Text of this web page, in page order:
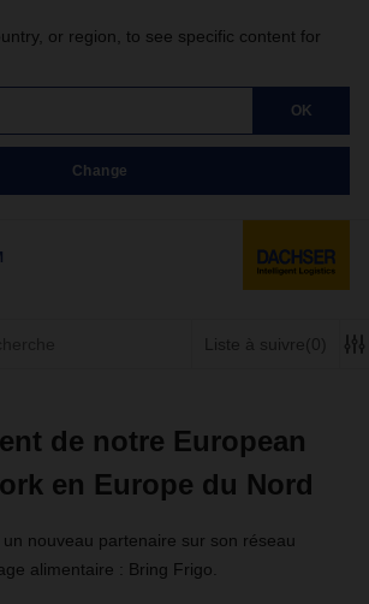
or region, to see specific content for
OK
Change
Liste à suivre(0)
de notre European
en Europe du Nord
un nouveau partenaire sur son réseau
alimentaire : Bring Frigo.